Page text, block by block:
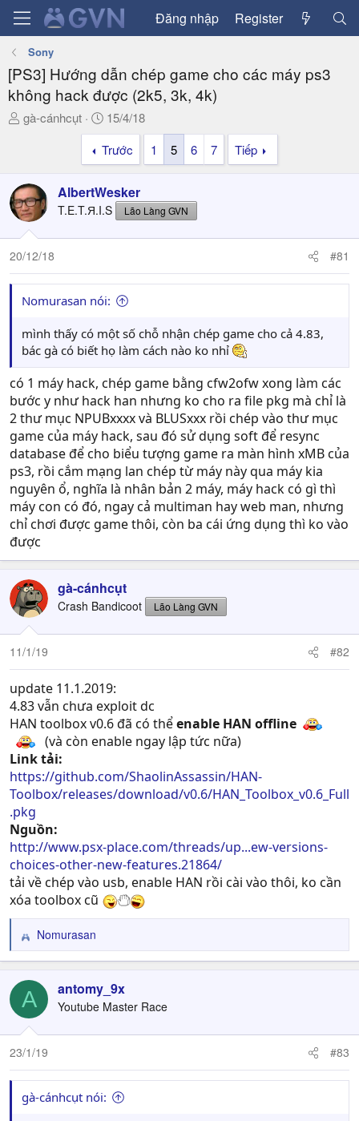
Đăng nhập Register
Sony
[PS3] Hướng dẫn chép game cho các máy ps3
không hack được (2k5, 3k, 4k)
T
a
d
s
t
a
t
e
gà-cánhcụt
N
g
à
y
g
ử
i
15/4/18
Trước
1 5 6 7 Tiếp
AlbertWesker
T.E.T.Я.I.S Lão Làng GVN
20/12/18 #81
Nomurasan nói:
mình thấy có một số chỗ nhận chép game cho cả 4.83,
bác gà có biết họ làm cách nào ko nhỉ
có 1 máy hack, chép game bằng cfw2ofw xong làm các
bước y như hack han nhưng ko cho ra file pkg mà chỉ là
2 thư mục NPUBxxxx và BLUSxxx rồi chép vào thư mục
game của máy hack, sau đó sử dụng soft để resync
database để cho biểu tượng game ra màn hình xMB của
ps3, rồi cắm mạng lan chép từ máy này qua máy kia
nguyên ổ, nghĩa là nhân bản 2 máy, máy hack có gì thì
máy con có đó, ngay cả multiman hay web man, nhưng
chỉ chơi được game thôi, còn ba cái ứng dụng thì ko vào
được
gà-cánhcụt
Crash Bandicoot Lão Làng GVN
11/1/19 #82
update 11.1.2019:
4.83 vẫn chưa exploit dc
HAN toolbox v0.6 đã có thểenable HAN offline
(và còn enable ngay lập tức nữa)
Link tải:
https://github.com/ShaolinAssassin/HAN-
Toolbox/releases/download/v0.6/HAN_Toolbox_v0.6_Full
.pkg
Nguồn:
http://www.psx-place.com/threads/up...ew-versions-
choices-other-new-features.21864/
tải về chép vào usb, enable HAN rồi cài vào thôi, ko cần
xóa toolbox cũ
R
e
c
i
o
n
:
Nomurasan
A antomy_9x
Youtube Master Race
23/1/19 #83
gà-cánhcụt nói: